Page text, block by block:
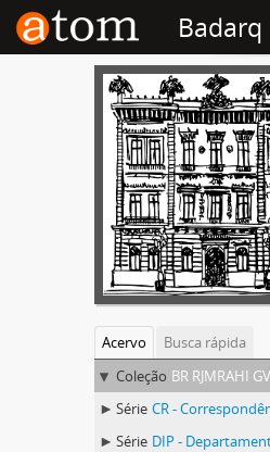
Badarq
Acervo
Busca rápida
Coleção BR RJMRAHI
Série CR -
Série DIP - Departamento de